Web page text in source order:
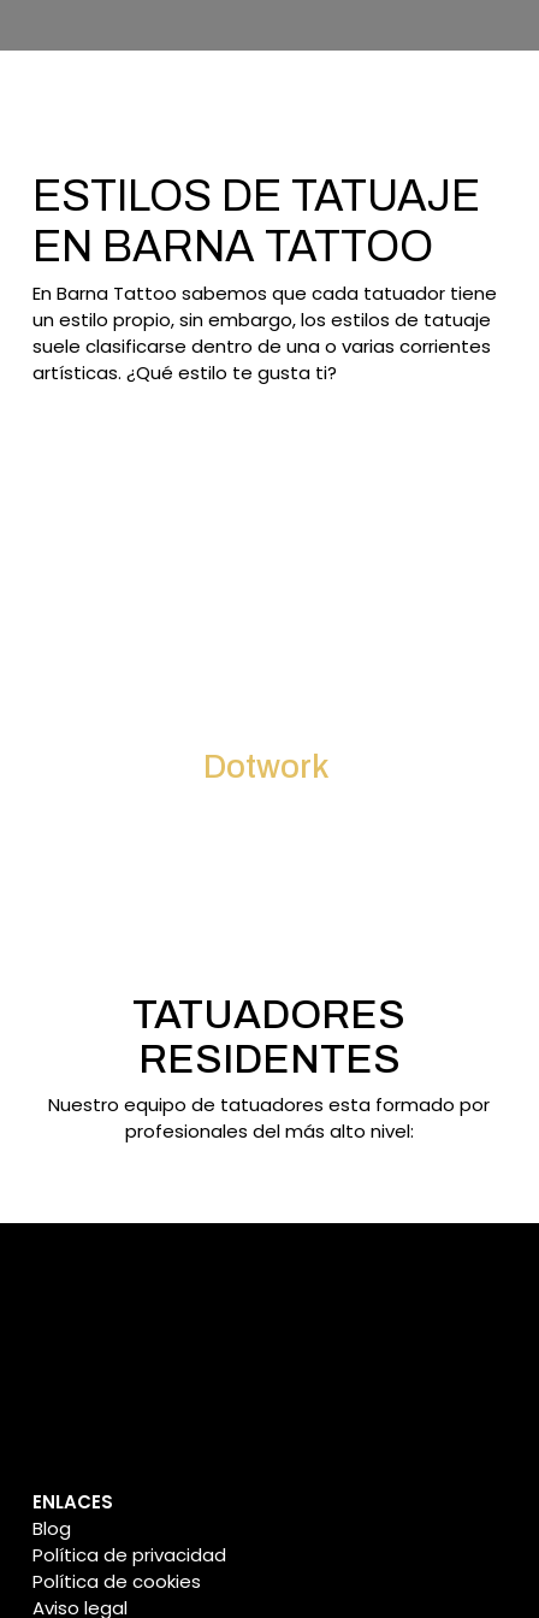
ESTILOS DE TATUAJE
EN BARNA TATTOO
En Barna Tattoo sabemos que cada tatuador tiene
un estilo propio, sin embargo, los estilos de tatuaje
suele clasificarse dentro de una o varias corrientes
artísticas. ¿Qué estilo te gusta ti?
Dotwork
TATUADORES
RESIDENTES
Nuestro equipo de tatuadores esta formado por
profesionales del más alto nivel:
ENLACES
Blog
Política de privacidad
Política de cookies
Aviso legal